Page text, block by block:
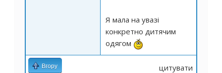
Я мала на увазі
конкретно дитячим
одягом
Вгору цитувати